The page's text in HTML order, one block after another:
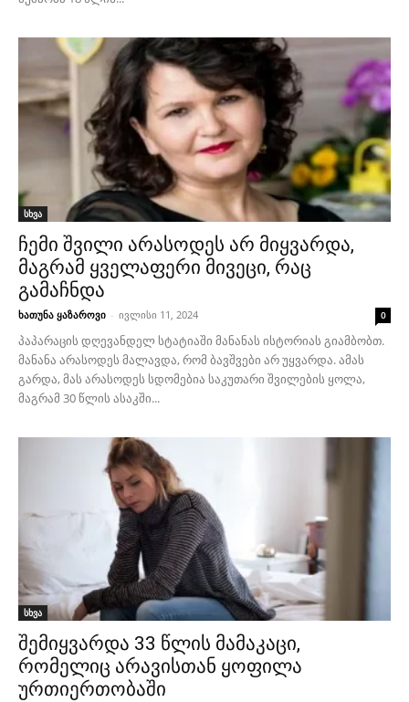
სხვა
ჩემი შვილი არასოდეს არ მიყვარდა,
მაგრამ ყველაფერი მივეცი, რაც
გამაჩნდა
ხათუნა ყაზაროვი - ივლისი 11, 2024 0
პაპარაცის დღევანდელ სტატიაში მანანას ისტორიას გიამბობთ.
მანანა არასოდეს მალავდა, რომ ბავშვები არ უყვარდა. ამას
გარდა, მას არასოდეს სდომებია საკუთარი შვილების ყოლა,
მაგრამ 30 წლის ასაკში...
სხვა
შემიყვარდა 33 წლის მამაკაცი,
რომელიც არავისთან ყოფილა
ურთიერთობაში